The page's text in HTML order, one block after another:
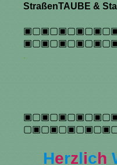
StraßenTAUBE &
.
Herzlich